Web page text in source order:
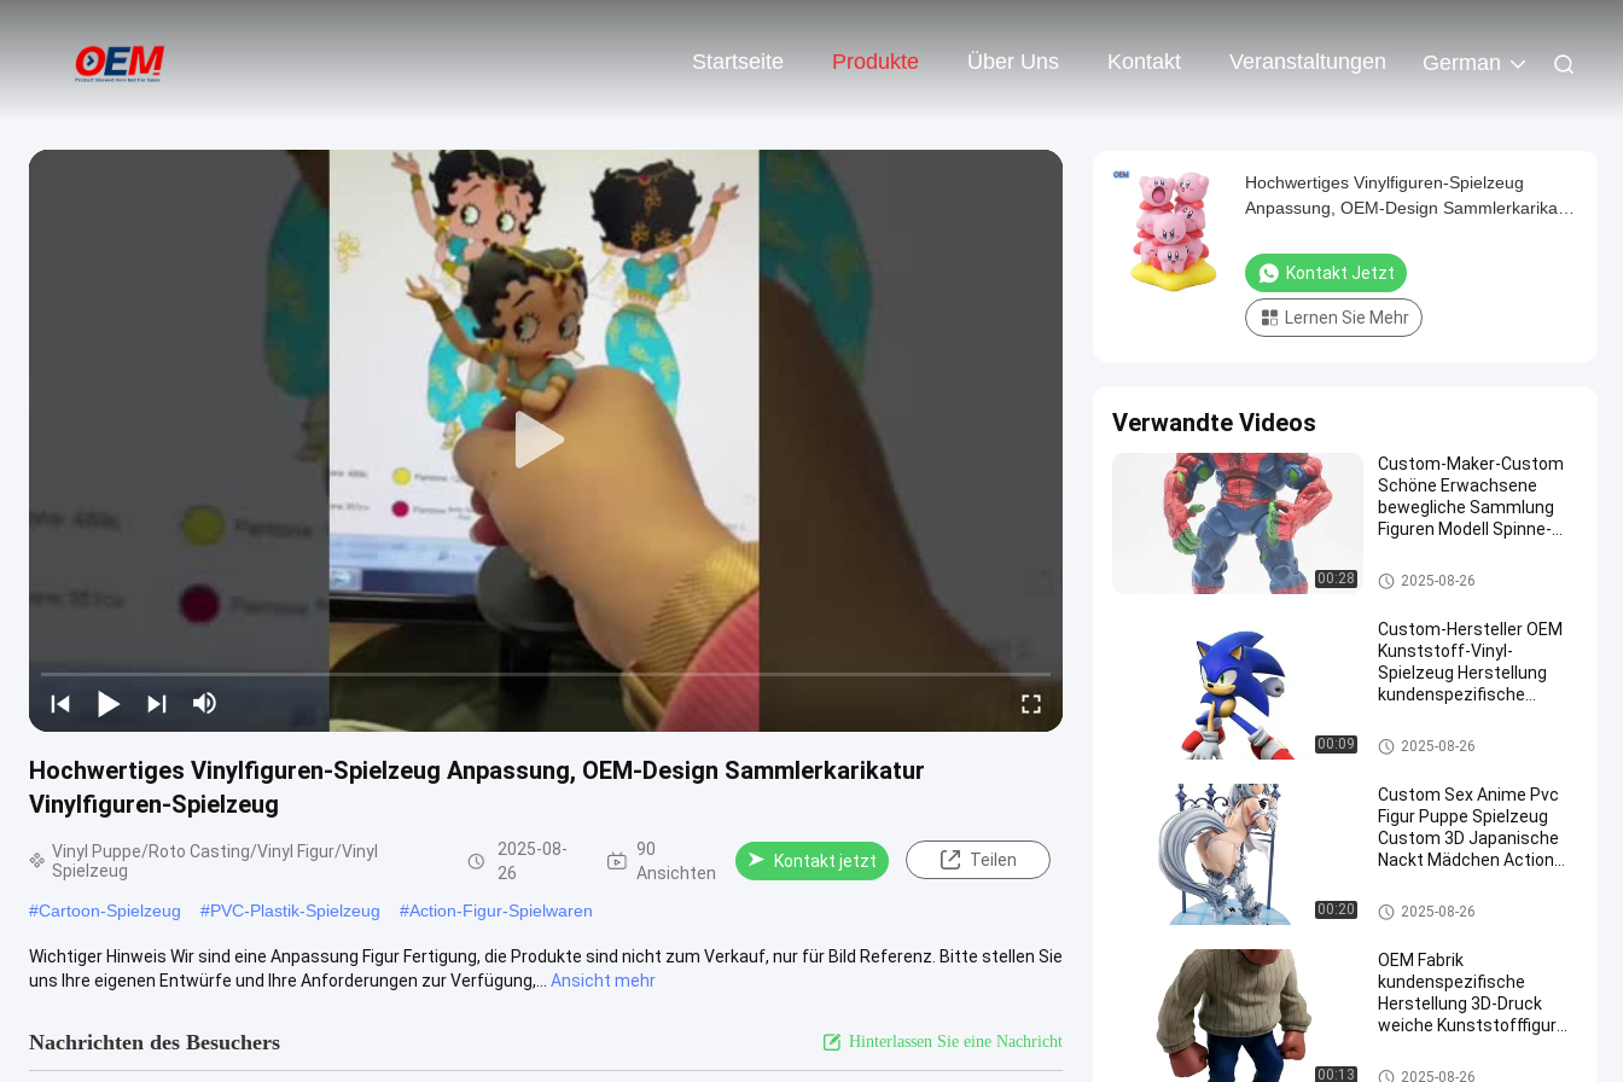
Startseite Produkte Über Uns Kontakt Veranstaltungen German
Hochwertiges Vinylfiguren-Spielzeug Anpassung, OEM-Design Sammlerkarikatur
Vinylfiguren-Spielzeug
Vinyl Puppe/Roto Casting/Vinyl Figur/Vinyl
Spielzeug
2025-08-
26
90
Ansichten
Kontakt jetzt Teilen
#Cartoon-Spielzeug #PVC-Plastik-Spielzeug #Action-Figur-Spielwaren
Wichtiger Hinweis Wir sind eine Anpassung Figur Fertigung, die Produkte sind nicht zum Verkauf, nur für Bild Referenz. Bitte stellen Sie
uns Ihre eigenen Entwürfe und Ihre Anforderungen zur Verfügung,...
Ansicht mehr
Nachrichten des Besuchers Hinterlassen Sie eine Nachricht
Hochwertiges Vinylfiguren-Spielzeug
Anpassung, OEM-Design Sammlerkarikatur
Kontakt Jetzt
Lernen Sie Mehr
Verwandte Videos
00:28
Custom-Maker-Custom
Schöne Erwachsene
bewegliche Sammlung
Figuren Modell Spinne-
Spielzeug
Kunststofffigur/Figur/Figur/Fi
gur
2025-08-26
00:09
Custom-Hersteller OEM
Kunststoff-Vinyl-
Spielzeug Herstellung
kundenspezifische
Vinyl Puppe/Roto Casting/Vin
yl Figur/Vinyl Spielzeug
2025-08-26
00:20
Custom Sex Anime Pvc
Figur Puppe Spielzeug
Custom 3D Japanische
Nackt Mädchen Action
Vinyl Puppe/Roto Casting/Vin
yl Figur/Vinyl Spielzeug
2025-08-26
00:13
OEM Fabrik
kundenspezifische
Herstellung 3D-Druck
weiche Kunststofffigur
Vinyl-Spielzeug
Vinyl Puppe/Roto Casting/Vin
2025-08-26